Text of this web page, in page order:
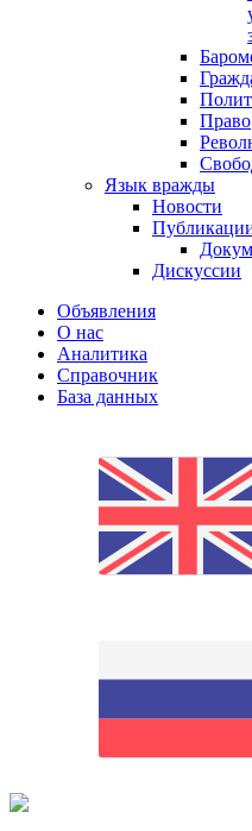
Право
Язык вражды
Новости
Дискуссии
Объявления
О нас
Аналитика
Справочник
База данных